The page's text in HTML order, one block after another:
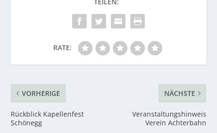
RATE:
VORHERIGE
Rückblick Kapellenfest
Schönegg
NÄCHSTE
Veranstaltungshinweis
Verein Achterbahn